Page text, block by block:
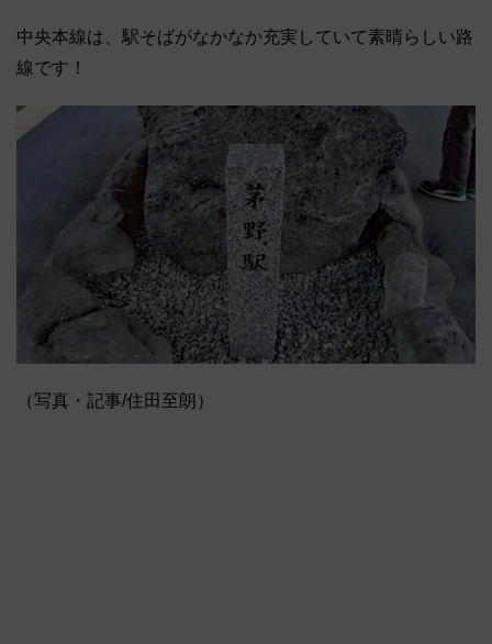
中央本線は、駅そばがなかなか充実していて素晴らしい路
線です！
（写真・記事/住田至朗）